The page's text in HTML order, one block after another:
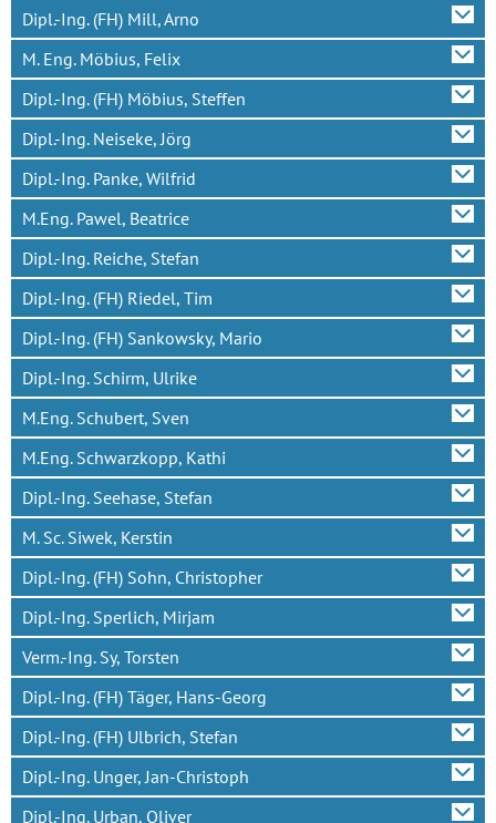
Dipl.-Ing. (FH) Mill, Arno
M. Eng. Möbius, Felix
Dipl.-Ing. (FH) Möbius, Steffen
Dipl.-Ing. Neiseke, Jörg
Dipl.-Ing. Panke, Wilfrid
M.Eng. Pawel, Beatrice
Dipl.-Ing. Reiche, Stefan
Dipl.-Ing. (FH) Riedel, Tim
Dipl.-Ing. (FH) Sankowsky, Mario
Dipl.-Ing. Schirm, Ulrike
M.Eng. Schubert, Sven
M.Eng. Schwarzkopp, Kathi
Dipl.-Ing. Seehase, Stefan
M. Sc. Siwek, Kerstin
Dipl.-Ing. (FH) Sohn, Christopher
Dipl.-Ing. Sperlich, Mirjam
Verm.-Ing. Sy, Torsten
Dipl.-Ing. (FH) Täger, Hans-Georg
Dipl.-Ing. (FH) Ulbrich, Stefan
Dipl.-Ing. Unger, Jan-Christoph
Dipl.-Ing. Urban, Oliver